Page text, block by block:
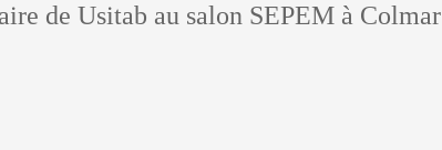
de Usitab au salon SEPEM à Colmar